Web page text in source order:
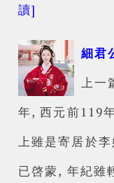
讀]
細君
上一
年, 西元前119
上雖是寄居於
已啓蒙, 年紀雖